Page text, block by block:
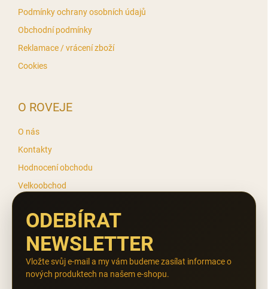
Podmínky ochrany osobních údajů
Obchodní podmínky
Reklamace / vrácení zboží
Cookies
O ROVEJE
O nás
Kontakty
Hodnocení obchodu
Velkoobchod
ODEBÍRAT
NEWSLETTER
Vložte svůj e-mail a my vám budeme zasílat informace o
nových produktech na našem e-shopu.